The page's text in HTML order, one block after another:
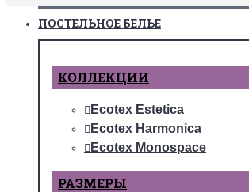
ПОСТЕЛЬНОЕ БЕЛЬЕ
КОЛЛЕКЦИИ
Ecotex Estetica
Ecotex Harmonica
Ecotex Monospace
РАЗМЕРЫ